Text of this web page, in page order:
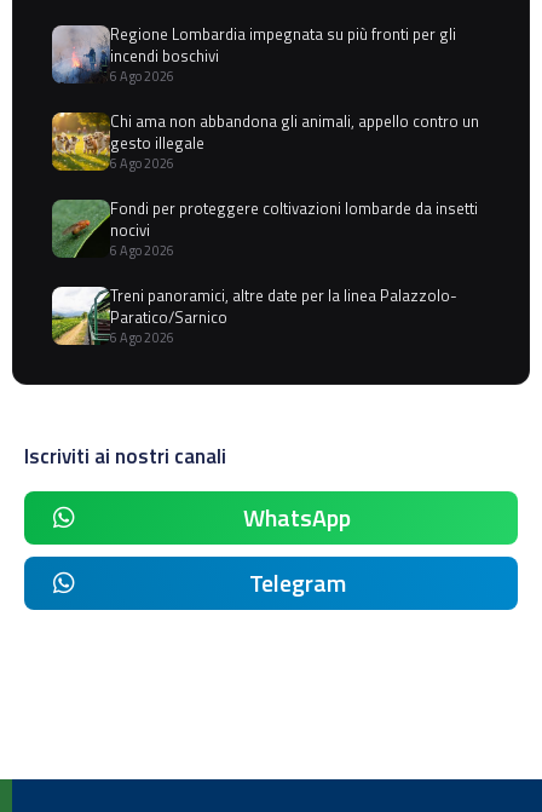
Regione Lombardia impegnata su più fronti per gli
incendi boschivi
6 Ago 2026
Chi ama non abbandona gli animali, appello contro un
gesto illegale
6 Ago 2026
Fondi per proteggere coltivazioni lombarde da insetti
nocivi
6 Ago 2026
Treni panoramici, altre date per la linea Palazzolo-
Paratico/Sarnico
6 Ago 2026
Iscriviti ai nostri canali
WhatsApp
Telegram